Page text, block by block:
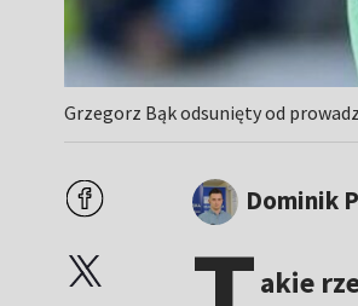
Grzegorz Bąk odsunięty od
Dominik
akie